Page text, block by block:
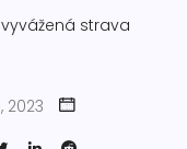
vyvážená strava
2023